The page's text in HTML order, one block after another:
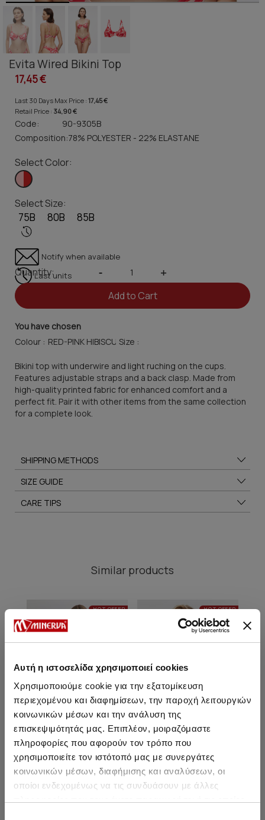
Αυτή η ιστοσελίδα χρησιμοποιεί cookies
Χρησιμοποιούμε cookie για την εξατομίκευση
περιεχομένου και διαφημίσεων, την παροχή λειτουργιών
κοινωνικών μέσων και την ανάλυση της
επισκεψιμότητάς μας. Επιπλέον, μοιραζόμαστε
πληροφορίες που αφορούν τον τρόπο που
χρησιμοποιείτε τον ιστότοπό μας με συνεργάτες
κοινωνικών μέσων, διαφήμισης και αναλύσεων, οι
οποίοι ενδεχομένως να τις συνδυάσουν με άλλες
Evita Wired Bikini Top
17,45 €
Last 30 Days Max Price : 17,45 €
Retail Price : 34,90 €
Code:
90-9305B
Composition:78% POLYESTER - 22% ELASTANE
Select Color:
Select Size:
75B 80B 85B
Notify when available
Last units
Quantity: - +
Add to Cart
You have chosen
Colour :
Size :
Bikini top with underwire and light ruching on the cups.
Features adjustable straps and a back clasp. Made from
high-quality printed fabric for enhanced comfort and a
perfect fit. Pair it with other items from the same collection
for a complete look.
SHIPPING METHODS
SIZE GUIDE
CARE TIPS
Similar products
HOT OFFER
Evita Rio Bikini Bottom with
side ties
HOT OFFER
Evita Tanga Hot Bikini